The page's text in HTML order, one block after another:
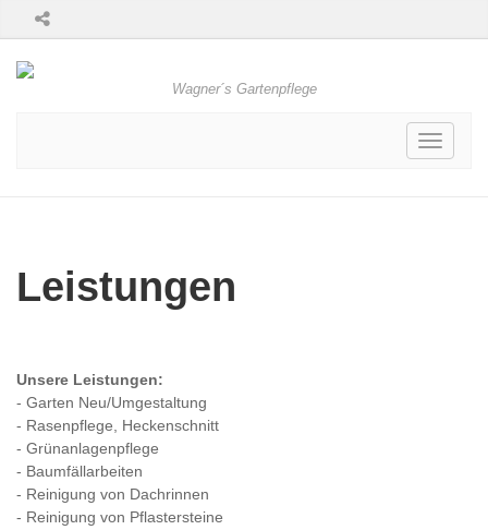
Wagner´s Gartenpflege
Toggle
Leistungen
Unsere Leistungen:
- Garten Neu/Umgestaltung
- Rasenpflege, Heckenschnitt
- Grünanlagenpflege
- Baumfällarbeiten
- Reinigung von Dachrinnen
- Reinigung von Pflastersteine